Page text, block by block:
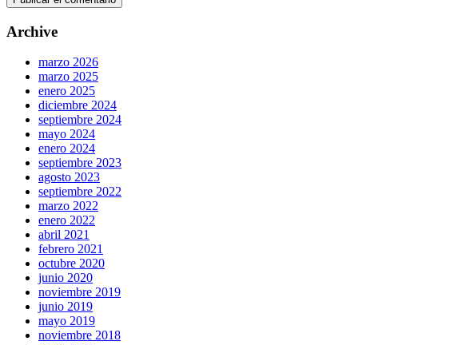
Archive
marzo 2026
marzo 2025
enero 2025
diciembre 2024
septiembre 2024
mayo 2024
enero 2024
septiembre 2023
agosto 2023
septiembre 2022
marzo 2022
enero 2022
abril 2021
febrero 2021
octubre 2020
junio 2020
noviembre 2019
junio 2019
mayo 2019
noviembre 2018